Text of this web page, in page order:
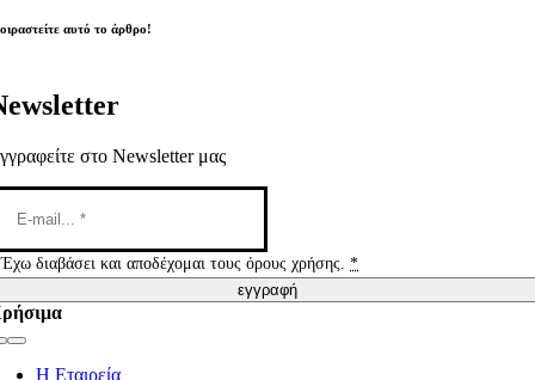
αυτό το άρθρο!
στο Newsletter μας
Έχω διαβάσει και αποδέχομαι τους όρους χρήσης.*
εγγραφή
Η Εταιρεία